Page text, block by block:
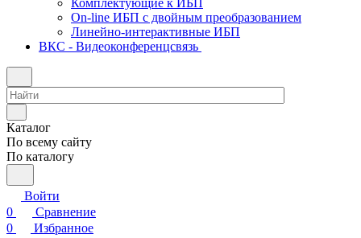
Комплектующие к ИБП
On-line ИБП с двойным преобразованием
Линейно-интерактивные ИБП
ВКС - Видеоконференцсвязь
Каталог
По всему сайту
По каталогу
Войти
0
Сравнение
0
Избранное